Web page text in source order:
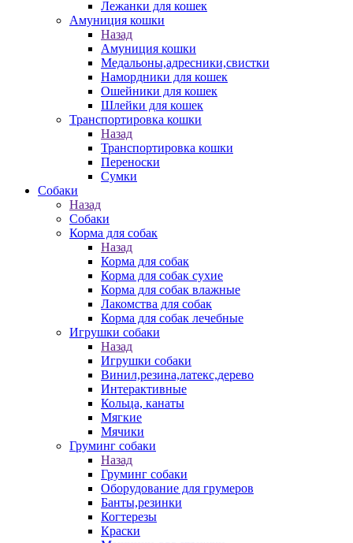
Лежанки для кошек
Амуниция кошки
Назад
Амуниция кошки
Медальоны,адресники,свистки
Намордники для кошек
Ошейники для кошек
Шлейки для кошек
Транспортировка кошки
Назад
Транспортировка кошки
Переноски
Сумки
Собаки
Назад
Собаки
Корма для собак
Назад
Корма для собак
Корма для собак сухие
Корма для собак влажные
Лакомства для собак
Корма для собак лечебные
Игрушки собаки
Назад
Игрушки собаки
Винил,резина,латекс,дерево
Интерактивные
Кольца, канаты
Мягкие
Мячики
Груминг собаки
Назад
Груминг собаки
Оборудование для грумеров
Банты,резинки
Когтерезы
Краски